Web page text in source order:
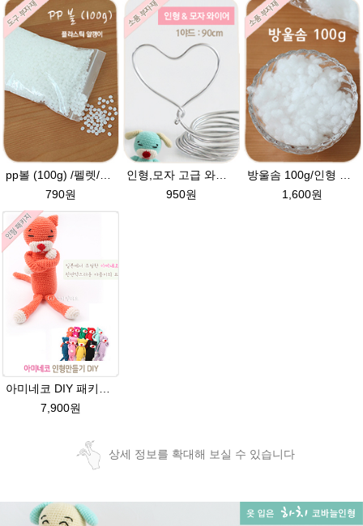
790원
950원
1,600원
7,900원
상세 정보를 확대해 보실 수 있습니다